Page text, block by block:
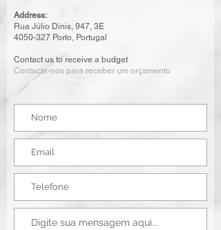
Address:
Rua Júlio Dinis, 947, 3E
4050-327 Porto, Portugal
Contact us to receive a budget
Contacte-nos para receber um orçamento